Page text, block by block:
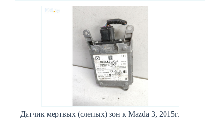
Датчик мертвых (слепых) зон к Mazda 3, 2015г.